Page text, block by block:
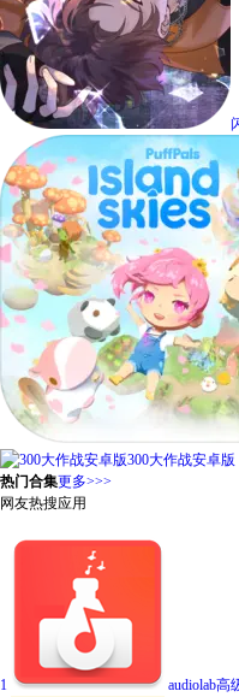
300大作战安卓版
热门合集更多>>>
网友热搜应用
1 audiolab高